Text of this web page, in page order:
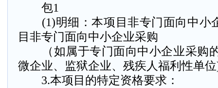
包1
(1)明细：本项目非专门面向中小
目非专门面向中小企业采购
（如属于专门面向中小企业采购
微企业、监狱企业、残疾人福利性单
3.本项目的特定资格要求：